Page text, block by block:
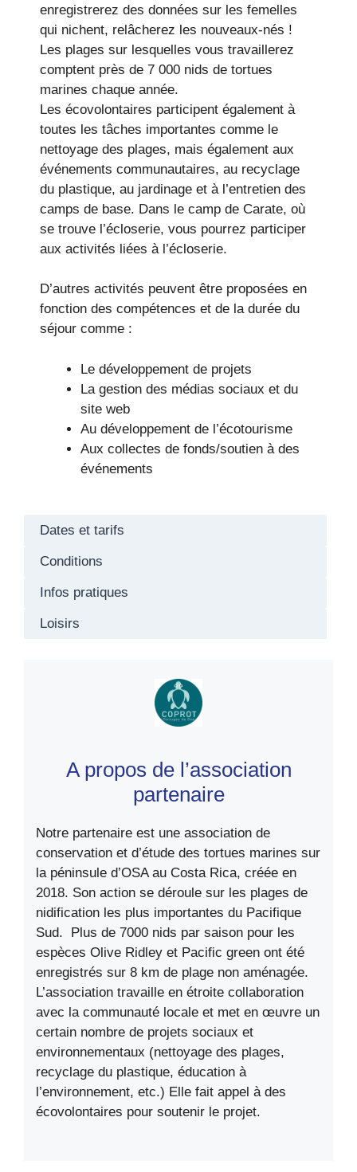
enregistrerez des données sur les femelles
qui nichent, relâcherez les nouveaux-nés !
Les plages sur lesquelles vous travaillerez
comptent près de 7 000 nids de tortues
marines chaque année.
Les écovolontaires participent également à
toutes les tâches importantes comme le
nettoyage des plages, mais également aux
événements communautaires, au recyclage
du plastique, au jardinage et à l’entretien des
camps de base. Dans le camp de Carate, où
se trouve l’écloserie, vous pourrez participer
aux activités liées à l’écloserie.
D’autres activités peuvent être proposées en
fonction des compétences et de la durée du
séjour comme :
Le développement de projets
La gestion des médias sociaux et du
site web
Au développement de l’écotourisme
Aux collectes de fonds/soutien à des
événements
Dates et tarifs
Conditions
Infos pratiques
Loisirs
A propos de l’association
partenaire
Notre partenaire est une association de
conservation et d’étude des tortues marines sur
la péninsule d’OSA au Costa Rica, créée en
2018. Son action se déroule sur les plages de
nidification les plus importantes du Pacifique
Sud. Plus de 7000 nids par saison pour les
espèces Olive Ridley et Pacific green ont été
enregistrés sur 8 km de plage non aménagée.
L’association travaille en étroite collaboration
avec la communauté locale et met en œuvre un
certain nombre de projets sociaux et
environnementaux (nettoyage des plages,
recyclage du plastique, éducation à
l’environnement, etc.) Elle fait appel à des
écovolontaires pour soutenir le projet.